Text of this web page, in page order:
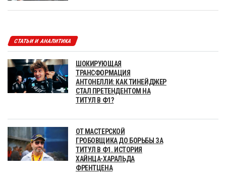
СТАТЬИ И АНАЛИТИКА
ШОКИРУЮЩАЯ
ТРАНСФОРМАЦИЯ
АНТОНЕЛЛИ: КАК ТИНЕЙДЖЕР
СТАЛ ПРЕТЕНДЕНТОМ НА
ТИТУЛ В Ф1?
ОТ МАСТЕРСКОЙ
ГРОБОВЩИКА ДО БОРЬБЫ ЗА
ТИТУЛ В Ф1. ИСТОРИЯ
ХАЙНЦА-ХАРАЛЬДА
ФРЕНТЦЕНА